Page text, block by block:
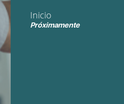
Inicio
Próximamente